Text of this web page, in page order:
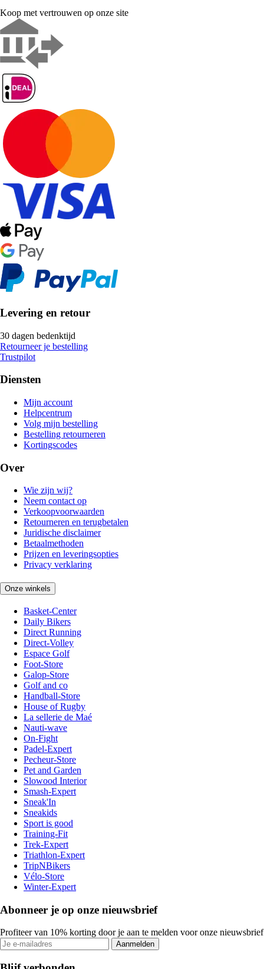
Koop met vertrouwen op onze site
Levering en retour
30 dagen bedenktijd
Retourneer je bestelling
Trustpilot
Diensten
Mijn account
Helpcentrum
Volg mijn bestelling
Bestelling retourneren
Kortingscodes
Over
Wie zijn wij?
Neem contact op
Verkoopvoorwaarden
Retourneren en terugbetalen
Juridische disclaimer
Betaalmethoden
Prijzen en leveringsopties
Privacy verklaring
Onze winkels
Basket-Center
Daily Bikers
Direct Running
Direct-Volley
Espace Golf
Foot-Store
Galop-Store
Golf and co
Handball-Store
House of Rugby
La sellerie de Maé
Nauti-wave
On-Fight
Padel-Expert
Pecheur-Store
Pet and Garden
Slowood Interior
Smash-Expert
Sneak'In
Sneakids
Sport is good
Training-Fit
Trek-Expert
Triathlon-Expert
TripNBikers
Vélo-Store
Winter-Expert
Abonneer je op onze nieuwsbrief
Profiteer van 10% korting door je aan te melden voor onze nieuwsbrief
Aanmelden